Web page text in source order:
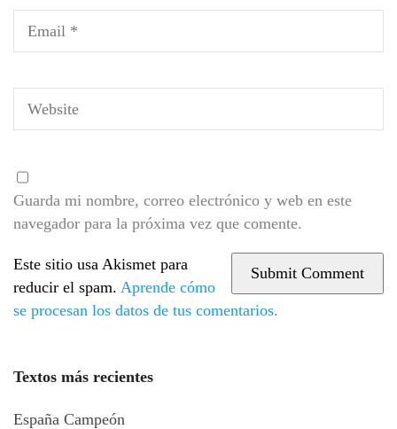
Guarda mi nombre, correo electrónico y web en este
navegador para la próxima vez que comente.
Este sitio usa Akismet para
reducir el spam. Aprende cómo
se procesan los datos de tus comentarios.
Textos más recientes
España Campeón